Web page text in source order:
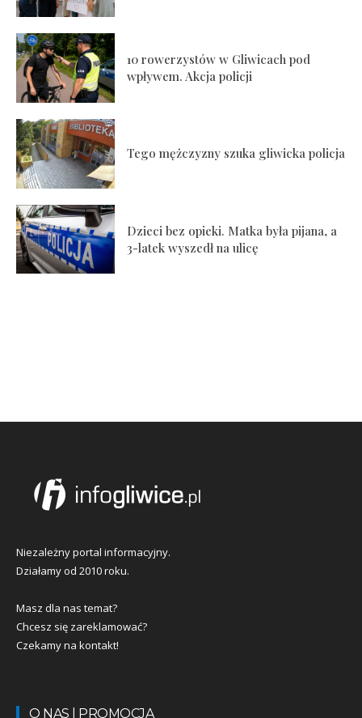
10 rowerzystów w Gliwicach pod
wpływem. Akcja policji
Tego mężczyzny szuka gliwicka policja
Dzieci bez opieki. Matka była pijana, a
3-latek wyszedł na ulicę
Niezależny portal informacyjny.
Działamy od 2010 roku.
Masz dla nas temat?
Chcesz się zareklamować?
Czekamy na kontakt!
O NAS | PROMOCJA